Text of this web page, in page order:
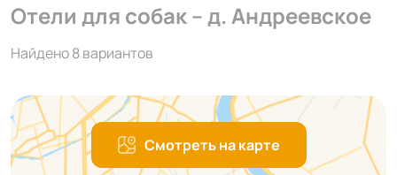
Отели для собак – д. Андреевское
Найдено 8 вариантов
Смотреть на карте